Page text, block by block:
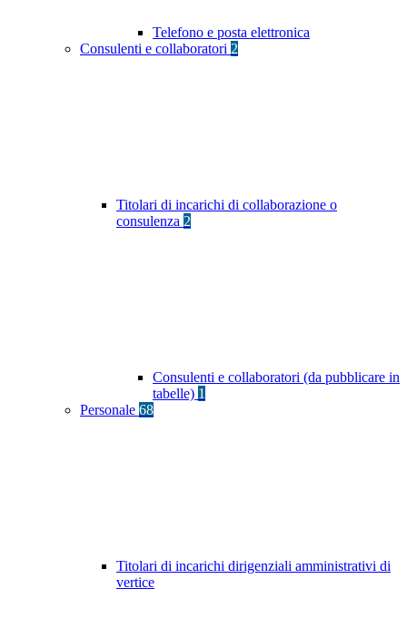
Telefono e posta elettronica
Consulenti e collaboratori 2
Titolari di incarichi di collaborazione o
consulenza 2
Consulenti e collaboratori (da pubblicare in
tabelle) 1
Personale 68
Titolari di incarichi dirigenziali amministrativi di
vertice